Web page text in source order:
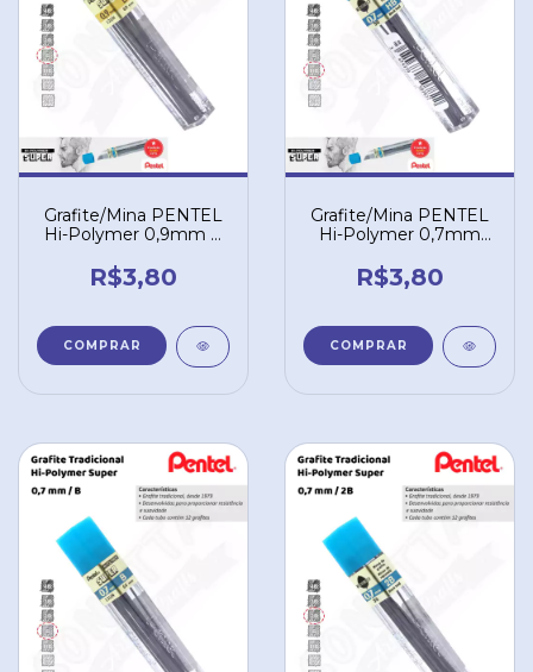
Grafite/Mina PENTEL
Hi-Polymer 0,9mm B
R$3,80
Grafite/Mina PENTEL
Hi-Polymer 0,7mm
R$3,80